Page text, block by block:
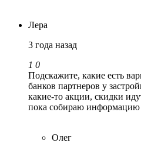
Лера
3 года назад
1 0
Подскажите, какие есть
банков партнеров у
какие-то акции, скидки
пока собираю информацию
Олег